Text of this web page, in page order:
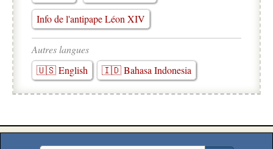
Info de l'antipape Léon XIV
Autres langues
🇺🇸 English
🇮🇩 Bahasa Indonesia